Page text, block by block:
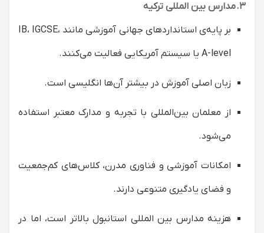
۳. مدارس بین‌ المللی ترکیه
بر پایه‌ی استانداردهای جهانی آموزشی مانند IB، IGCSE،
A-level یا سیستم آمریکایی فعالیت می‌کنند.
زبان اصلی آموزش در بیشتر آن‌ها انگلیسی است.
از معلمان بین‌المللی با تجربه و مدارک معتبر استفاده
می‌شود.
امکانات آموزشی و فناوری مدرن، کلاس‌های کم‌جمعیت
و فضای یادگیری متنوعی دارند.
هزینه مدارس بین المللی استانبول بالاتر است، اما در